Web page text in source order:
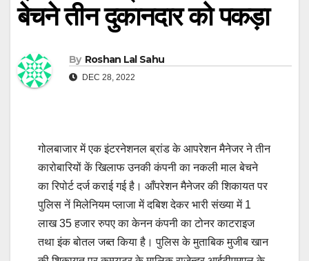
बेचने तीन दुकानदार को पकड़ा
By Roshan Lal Sahu
DEC 28, 2022
गोलबाजार में एक इंटरनेशनल ब्रांड के आपरेशन मैनेजर ने तीन
कारोबारियों कें खिलाफ उनकी कंपनी का नकली माल बेचने
का रिपोर्ट दर्ज कराई गई है। आँपरेशन मैनेजर की शिकायत पर
पुलिस नें मिलेनियम प्लाजा में दबिश देकर भारी संख्या में 1
लाख 35 हजार रुपए का केनन कंपनी का टोनर काटराइज
तथा इंक बोतल जब्त किया है। पुलिस के मुताबिक मुजीब खान